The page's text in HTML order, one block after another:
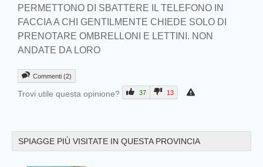
PERMETTONO DI SBATTERE IL TELEFONO IN
FACCIA A CHI GENTILMENTE CHIEDE SOLO DI
PRENOTARE OMBRELLONI E LETTINI. NON
ANDATE DA LORO
Commenti (2)
Trovi utile questa opinione? 37 13
SPIAGGE PIÙ VISITATE IN QUESTA PROVINCIA